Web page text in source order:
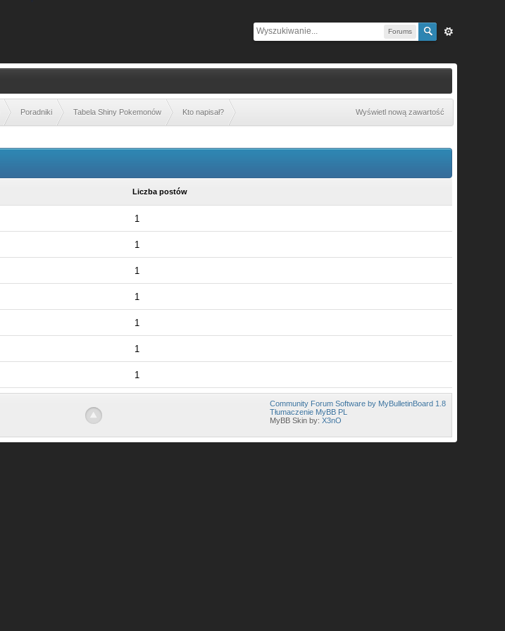
Forums
Poradniki Tabela Shiny Pokemonów Kto napisał? Wyświetl nową zawartość
Liczba postów
1
1
1
1
1
1
1
Community Forum Software by MyBulletinBoard 1.8
Tłumaczenie MyBB PL
MyBB Skin by:X3nO